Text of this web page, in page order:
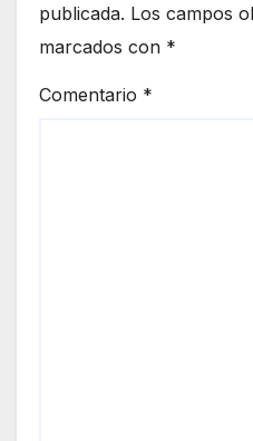
publicada. Los campos
marcados con *
Comentario *